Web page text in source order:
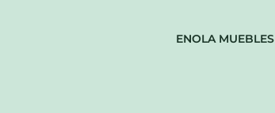
ENOLA MUEBLES